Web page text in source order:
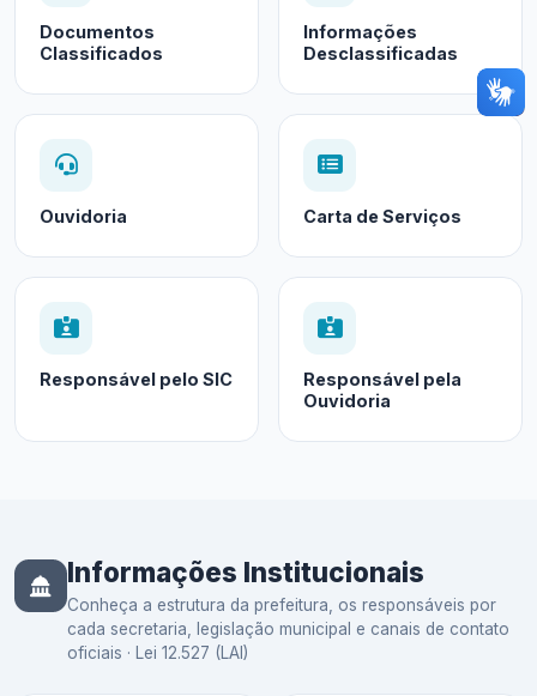
Documentos
Classificados
Informações
Desclassificadas
Ouvidoria Carta de Serviços
Responsável pelo SIC
Responsável pela
Ouvidoria
Informações Institucionais
Conheça a estrutura da prefeitura, os responsáveis por
cada secretaria, legislação municipal e canais de contato
oficiais · Lei 12.527 (LAI)